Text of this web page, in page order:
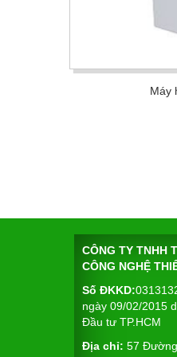
Máy
CÔNG TY TNHH
CÔNG NGHỆ
Số ĐKKD:
ngày 09/02/2015
Đầu tư TP.HCM
Địa chỉ: 57